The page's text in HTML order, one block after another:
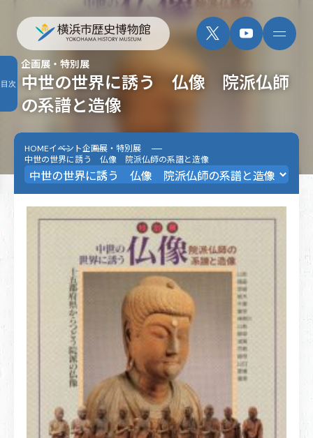
中世の世界に誘う 仏像 院派仏師
の系譜と造像
企画展・特別展
HOMEイベント企画展・特別展
中世の世界に誘う 仏像 院派仏師の系譜と造像
目次